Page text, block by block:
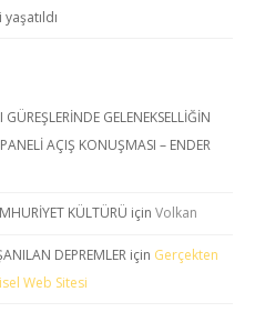
GELENEKSELLİĞİN
AÇIŞ KONUŞMASI – ENDER
KÜLTÜRÜ için Volkan
DEPREMLER için Gerçekten
Web Sitesi